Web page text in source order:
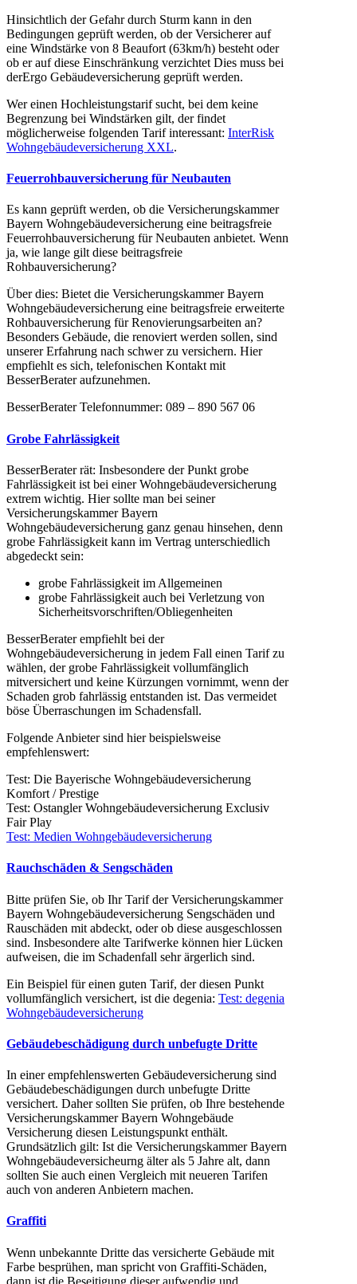
Hinsichtlich der Gefahr durch Sturm kann in den
Bedingungen geprüft werden, ob der Versicherer auf
eine Windstärke von 8 Beaufort (63km/h) besteht oder
ob er auf diese Einschränkung verzichtet Dies muss bei
derErgo Gebäudeversicherung geprüft werden.
Wer einen Hochleistungstarif sucht, bei dem keine
Begrenzung bei Windstärken gilt, der findet
möglicherweise folgenden Tarif interessant: InterRisk
Wohngebäudeversicherung XXL.
Feuerrohbauversicherung für Neubauten
Es kann geprüft werden, ob die Versicherungskammer
Bayern Wohngebäudeversicherung eine beitragsfreie
Feuerrohbauversicherung für Neubauten anbietet. Wenn
ja, wie lange gilt diese beitragsfreie
Rohbauversicherung?
Über dies: Bietet die Versicherungskammer Bayern
Wohngebäudeversicherung eine beitragsfreie erweiterte
Rohbauversicherung für Renovierungsarbeiten an?
Besonders Gebäude, die renoviert werden sollen, sind
unserer Erfahrung nach schwer zu versichern. Hier
empfiehlt es sich, telefonischen Kontakt mit
BesserBerater aufzunehmen.
BesserBerater Telefonnummer: 089 – 890 567 06
Grobe Fahrlässigkeit
BesserBerater rät: Insbesondere der Punkt grobe
Fahrlässigkeit ist bei einer Wohngebäudeversicherung
extrem wichtig. Hier sollte man bei seiner
Versicherungskammer Bayern
Wohngebäudeversicherung ganz genau hinsehen, denn
grobe Fahrlässigkeit kann im Vertrag unterschiedlich
abgedeckt sein:
grobe Fahrlässigkeit im Allgemeinen
grobe Fahrlässigkeit auch bei Verletzung von
Sicherheitsvorschriften/Obliegenheiten
BesserBerater empfiehlt bei der
Wohngebäudeversicherung in jedem Fall einen Tarif zu
wählen, der grobe Fahrlässigkeit vollumfänglich
mitversichert und keine Kürzungen vornimmt, wenn der
Schaden grob fahrlässig entstanden ist. Das vermeidet
böse Überraschungen im Schadensfall.
Folgende Anbieter sind hier beispielsweise
empfehlenswert:
Test: Die Bayerische Wohngebäudeversicherung
Komfort / Prestige
Test: Ostangler Wohngebäudeversicherung Exclusiv
Fair Play
Test: Medien Wohngebäudeversicherung
Rauchschäden & Sengschäden
Bitte prüfen Sie, ob Ihr Tarif der Versicherungskammer
Bayern Wohngebäudeversicherung Sengschäden und
Rauschäden mit abdeckt, oder ob diese ausgeschlossen
sind. Insbesondere alte Tarifwerke können hier Lücken
aufweisen, die im Schadenfall sehr ärgerlich sind.
Ein Beispiel für einen guten Tarif, der diesen Punkt
vollumfänglich versichert, ist die degenia: Test: degenia
Wohngebäudeversicherung
Gebäudebeschädigung durch unbefugte Dritte
In einer empfehlenswerten Gebäudeversicherung sind
Gebäudebeschädigungen durch unbefugte Dritte
versichert. Daher sollten Sie prüfen, ob Ihre bestehende
Versicherungskammer Bayern Wohngebäude
Versicherung diesen Leistungspunkt enthält.
Grundsätzlich gilt: Ist die Versicherungskammer Bayern
Wohngebäudeversicheurng älter als 5 Jahre alt, dann
sollten Sie auch einen Vergleich mit neueren Tarifen
auch von anderen Anbietern machen.
Graffiti
Wenn unbekannte Dritte das versicherte Gebäude mit
Farbe besprühen, man spricht von Graffiti-Schäden,
dann ist die Beseitigung dieser aufwendig und